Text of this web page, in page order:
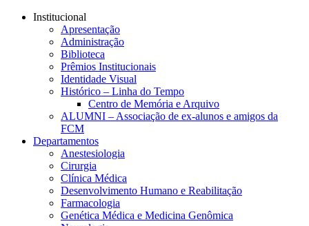
Conteúdo principal
Institucional
Apresentação
Administração
Biblioteca
Prêmios Institucionais
Identidade Visual
Histórico – Linha do Tempo
Centro de Memória e Arquivo
ALUMNI – Associação de ex-alunos e amigos da
FCM
Departamentos
Anestesiologia
Cirurgia
Clínica Médica
Desenvolvimento Humano e Reabilitação
Farmacologia
Genética Médica e Medicina Genômica